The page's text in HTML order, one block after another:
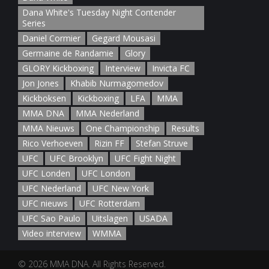
Dana White's Tuesday Night Contender
Series
Daniel Cormier
Gegard Mousasi
Germaine de Randamie
Glory
GLORY Kickboxing
Interview
Invicta FC
Jon Jones
Khabib Nurmagomedov
Kickboksen
Kickboxing LFA
MMA
MMA DNA
MMA Nederland
MMA Nieuws
One Championship
Results
Rico Verhoeven
Rizin FF
Stefan Struve
UFC
UFC Brooklyn
UFC Fight Night
UFC Londen
UFC London
UFC Nederland
UFC New York
UFC nieuws
UFC Rotterdam
UFC Sao Paulo
Uitslagen
USADA
Video interview
WMMA
© 2026 MMA DNA. All Rights Reserved.